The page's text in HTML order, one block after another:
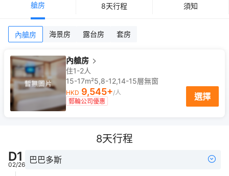
艙房 8天行程 須知
內艙房 海景房 露台房 套房
內艙房
住1-2人
15-17m²5,8-12,14-15層無窗
HKD 9,545+/人
郵輪公司優惠
選擇
8天行程
D1
02/26 巴巴多斯